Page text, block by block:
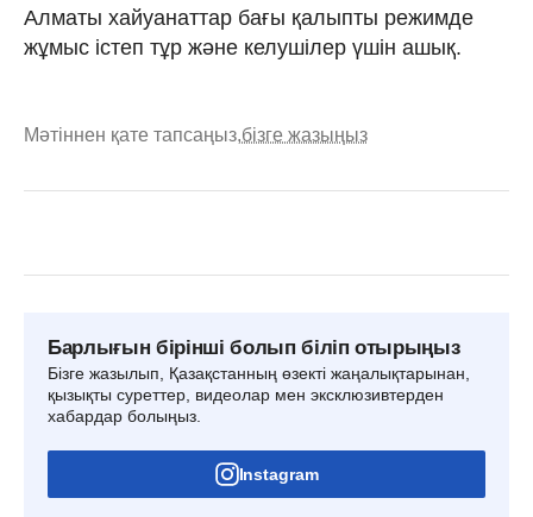
Алматы хайуанаттар бағы қалыпты режимде
жұмыс істеп тұр және келушілер үшін ашық.
Мәтіннен қате тапсаңыз,бізге жазыңыз
Барлығын бірінші болып біліп отырыңыз
Бізге жазылып, Қазақстанның өзекті жаңалықтарынан,
қызықты суреттер, видеолар мен эксклюзивтерден
хабардар болыңыз.
Instagram